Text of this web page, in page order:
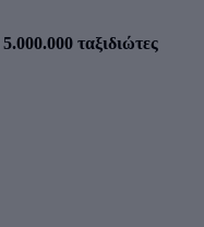
5.000.000 ταξιδιώτες